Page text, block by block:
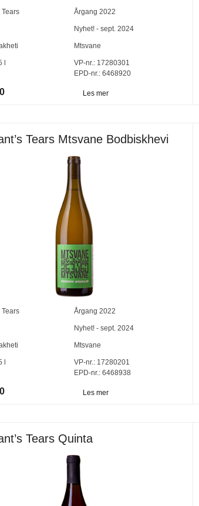
Tears Årgang2022
Nyhet! - sept. 2024
Mtsvane
l
VP-nr.: 17280301
EPD-nr.: 6468920
Les mer
Tears Mtsvane Bodbiskhevi
Tears Årgang2022
Nyhet! - sept. 2024
Mtsvane
l
VP-nr.: 17280201
EPD-nr.: 6468938
Les mer
Tears Quinta